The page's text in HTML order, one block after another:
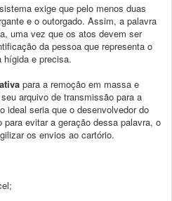
exige que pelo menos duas
e o outorgado. Assim, a palavra
uma vez que os atos devem ser
da pessoa que representa o
hígida e precisa.
para a remoção em massa e
arquivo de transmissão para a
ideal seria que o desenvolvedor do
evitar a geração dessa palavra, o
os envios ao cartório.